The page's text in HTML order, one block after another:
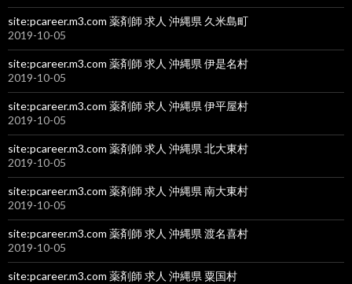
site:pcareer.m3.com 薬剤師 求人 沖縄県 久米島町
2019-10-05
site:pcareer.m3.com 薬剤師 求人 沖縄県 伊是名村
2019-10-05
site:pcareer.m3.com 薬剤師 求人 沖縄県 伊平屋村
2019-10-05
site:pcareer.m3.com 薬剤師 求人 沖縄県 北大東村
2019-10-05
site:pcareer.m3.com 薬剤師 求人 沖縄県 南大東村
2019-10-05
site:pcareer.m3.com 薬剤師 求人 沖縄県 渡名喜村
2019-10-05
site:pcareer.m3.com 薬剤師 求人 沖縄県 粟国村